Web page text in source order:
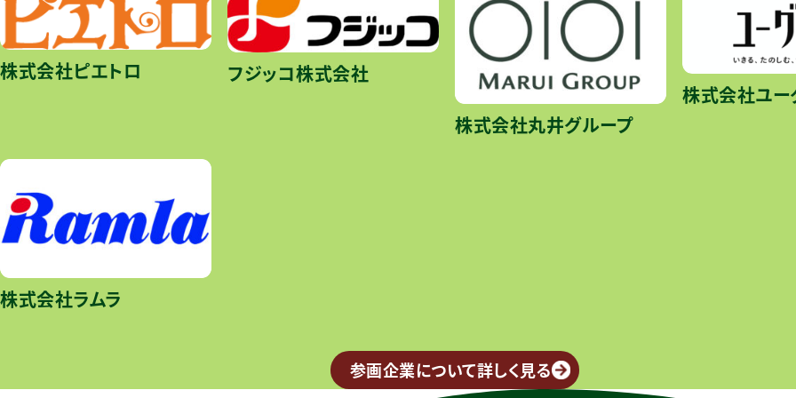
株式会社ピエトロ
フジッコ株式会社
株式会社丸井グループ
株式会社ユー
株式会社ラムラ
参画企業について詳しく見る